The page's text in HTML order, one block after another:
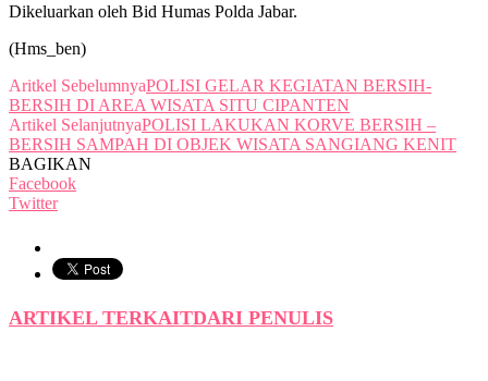
Dikeluarkan oleh Bid Humas Polda Jabar.
(Hms_ben)
Aritkel SebelumnyaPOLISI GELAR KEGIATAN BERSIH-
BERSIH DI AREA WISATA SITU CIPANTEN
Artikel SelanjutnyaPOLISI LAKUKAN KORVE BERSIH –
BERSIH SAMPAH DI OBJEK WISATA SANGIANG KENIT
BAGIKAN
Facebook
Twitter
ARTIKEL TERKAITDARI PENULIS